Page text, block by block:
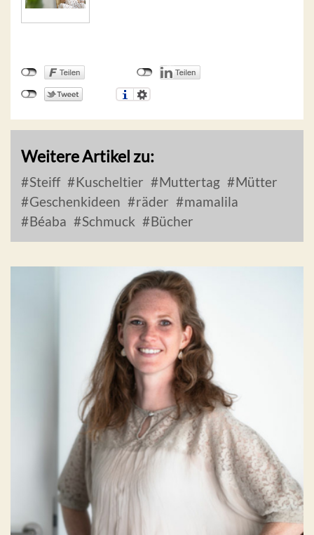
Weitere Artikel zu:
Steiff Kuscheltier Muttertag
Mütter
Geschenkideen
räder
mamalila
Béaba
Schmuck Bücher